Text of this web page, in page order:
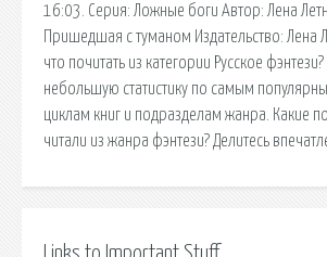
16:03. Серия: Ложные боги Автор: Лена
Пришедшая с туманом Издательство: Лена
что почитать из категории Русское
небольшую статистику по самым
циклам книг и подразделам жанра. Какие
читали из жанра фэнтези? Делитесь